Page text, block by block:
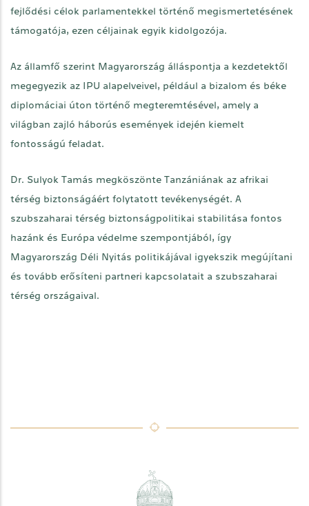
fejlődési célok parlamentekkel történő megismertetésének
támogatója, ezen céljainak egyik kidolgozója.
Az államfő szerint Magyarország álláspontja a kezdetektől
megegyezik az IPU alapelveivel, például a bizalom és béke
diplomáciai úton történő megteremtésével, amely a
világban zajló háborús események idején kiemelt
fontosságú feladat.
Dr. Sulyok Tamás megköszönte Tanzániának az afrikai
térség biztonságáért folytatott tevékenységét. A
szubszaharai térség biztonságpolitikai stabilitása fontos
hazánk és Európa védelme szempontjából, így
Magyarország Déli Nyitás politikájával igyekszik megújítani
és tovább erősíteni partneri kapcsolatait a szubszaharai
térség országaival.